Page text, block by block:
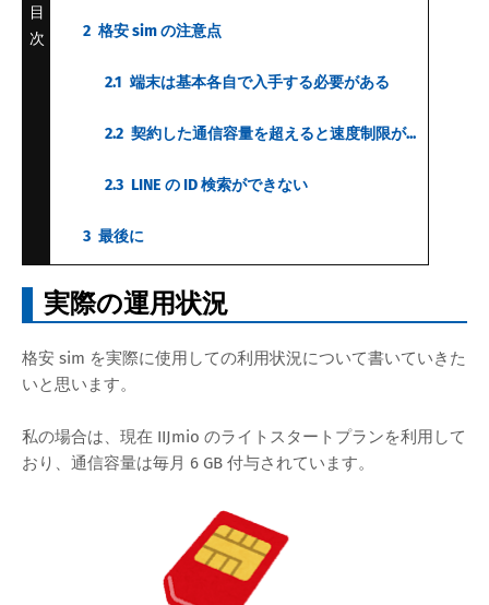
目
次
2 格安 sim の注意点
2.1 端末は基本各自で入手する必要がある
2.2 契約した通信容量を超えると速度制限が...
2.3 LINE の ID 検索ができない
3 最後に
実際の運用状況
格安 sim を実際に使用しての利用状況について書いていきた
いと思います。
私の場合は、現在 IIJmio のライトスタートプランを利用して
おり、通信容量は毎月 6 GB 付与されています。